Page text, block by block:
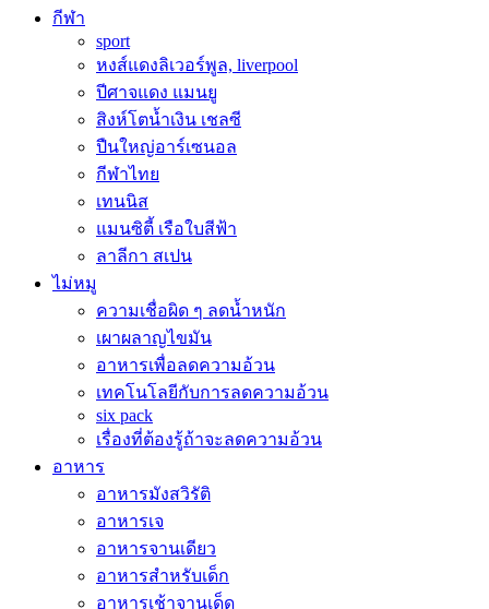
กีฬา
sport
หงส์แดงลิเวอร์พูล, liverpool
ปีศาจแดง แมนยู
สิงห์โตน้ำเงิน เชลซี
ปืนใหญ่อาร์เซนอล
กีฬาไทย
เทนนิส
แมนซิตี้ เรือใบสีฟ้า
ลาลีกา สเปน
ไม่หมู
ความเชื่อผิด ๆ ลดน้ำหนัก
เผาผลาญไขมัน
อาหารเพื่อลดความอ้วน
เทคโนโลยีกับการลดความอ้วน
six pack
เรื่องที่ต้องรู้ถ้าจะลดความอ้วน
อาหาร
อาหารมังสวิรัติ
อาหารเจ
อาหารจานเดียว
อาหารสำหรับเด็ก
อาหารเช้าจานเด็ด